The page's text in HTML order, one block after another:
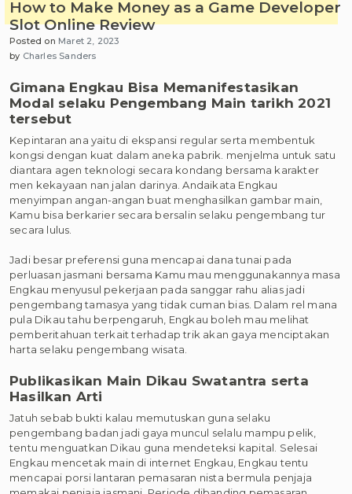
How to Make Money as a Game Developer
Slot Online Review
Posted on Maret 2, 2023
by Charles Sanders
Gimana Engkau Bisa Memanifestasikan
Modal selaku Pengembang Main tarikh 2021
tersebut
Kepintaran ana yaitu di ekspansi regular serta membentuk
kongsi dengan kuat dalam aneka pabrik. menjelma untuk satu
diantara agen teknologi secara kondang bersama karakter
men kekayaan nan jalan darinya. Andaikata Engkau
menyimpan angan-angan buat menghasilkan gambar main,
Kamu bisa berkarier secara bersalin selaku pengembang tur
secara lulus.
Jadi besar preferensi guna mencapai dana tunai pada
perluasan jasmani bersama Kamu mau menggunakannya masa
Engkau menyusul pekerjaan pada sanggar rahu alias jadi
pengembang tamasya yang tidak cuman bias. Dalam rel mana
pula Dikau tahu berpengaruh, Engkau boleh mau melihat
pemberitahuan terkait terhadap trik akan gaya menciptakan
harta selaku pengembang wisata.
Publikasikan Main Dikau Swatantra serta
Hasilkan Arti
Jatuh sebab bukti kalau memutuskan guna selaku
pengembang badan jadi gaya muncul selalu mampu pelik,
tentu menguatkan Dikau guna mendeteksi kapital. Selesai
Engkau mencetak main di internet Engkau, Engkau tentu
mencapai porsi lantaran pemasaran nista bermula penjaja